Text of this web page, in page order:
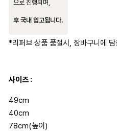
으로 진행되며,
후 국내 입고됩니다.
*리퍼브 상품 품절시, 장바구니에
사이즈 :
49cm
40cm
78cm(높이)